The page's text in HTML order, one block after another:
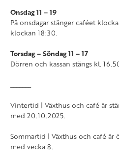
Onsdag 11 – 19
På onsdagar stänger caféet
klockan 18:30.
Torsdag – Söndag 11 – 17
Dörren och kassan stängs kl.
_______
Vintertid | Växthus och café är
med 20.10.2025.
Sommartid | Växthus och café är
med vecka 8.